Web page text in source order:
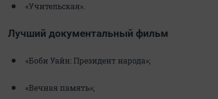
«Учительская».
Лучший документальный фильм
«Боби Уайн: Президент народа»;
«Вечная память»;